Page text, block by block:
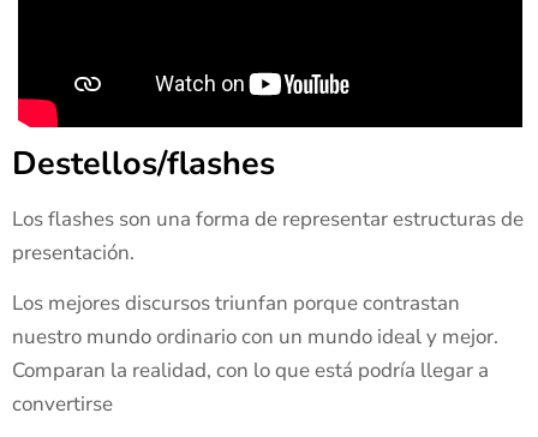
Destellos/flashes
Los flashes son una forma de representar estructuras de
presentación.
Los mejores discursos triunfan porque contrastan
nuestro mundo ordinario con un mundo ideal y mejor.
Comparan la realidad, con lo que está podría llegar a
convertirse